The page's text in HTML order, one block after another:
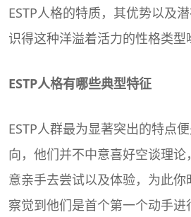
ESTP人格的特质，其优势以及
识得这种洋溢着活力的性格类型
ESTP人格有哪些典型特征
ESTP人群最为显著突出的特点
向，他们并不中意喜好空谈理
意亲手去尝试以及体验，为此
察觉到他们是首个第一个动手